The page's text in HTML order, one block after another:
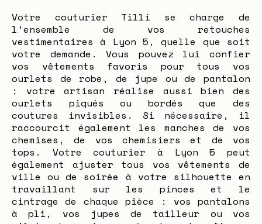
Votre couturier Tilli se charge de
l'ensemble de vos retouches
vestimentaires à Lyon 5, quelle que soit
votre demande. Vous pouvez lui confier
vos vêtements favoris pour tous vos
ourlets de robe, de jupe ou de pantalon
: votre artisan réalise aussi bien des
ourlets piqués ou bordés que des
coutures invisibles. Si nécessaire, il
raccourcit également les manches de vos
chemises, de vos chemisiers et de vos
tops. Votre couturier à Lyon 5 peut
également ajuster tous vos vêtements de
ville ou de soirée à votre silhouette en
travaillant sur les pinces et le
cintrage de chaque pièce : vos pantalons
à pli, vos jupes de tailleur ou vos